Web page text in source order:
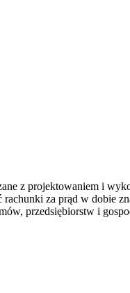
z projektowaniem i
za prąd w dobie
przedsiębiorstw i